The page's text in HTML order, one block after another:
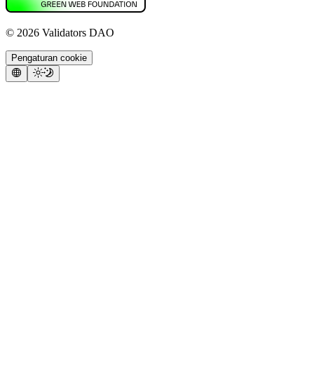
© 2026 Validators DAO
Pengaturan cookie